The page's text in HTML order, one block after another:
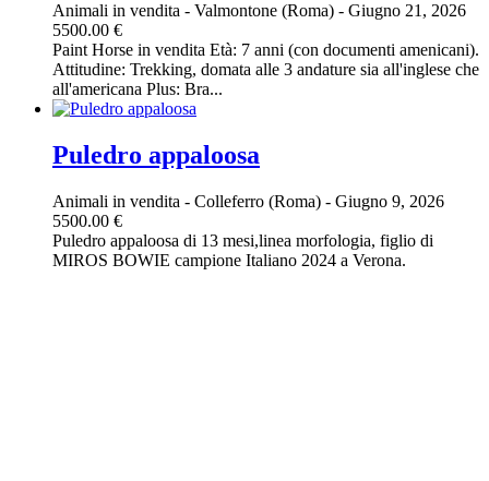
Animali in vendita - Valmontone (Roma) - Giugno 21, 2026
5500.00 €
Paint Horse in vendita Età: 7 anni (con documenti amenicani).
Attitudine: Trekking, domata alle 3 andature sia all'inglese che
all'americana Plus: Bra...
Puledro appaloosa
Animali in vendita - Colleferro (Roma) - Giugno 9, 2026
5500.00 €
Puledro appaloosa di 13 mesi,linea morfologia, figlio di
MIROS BOWIE campione Italiano 2024 a Verona.